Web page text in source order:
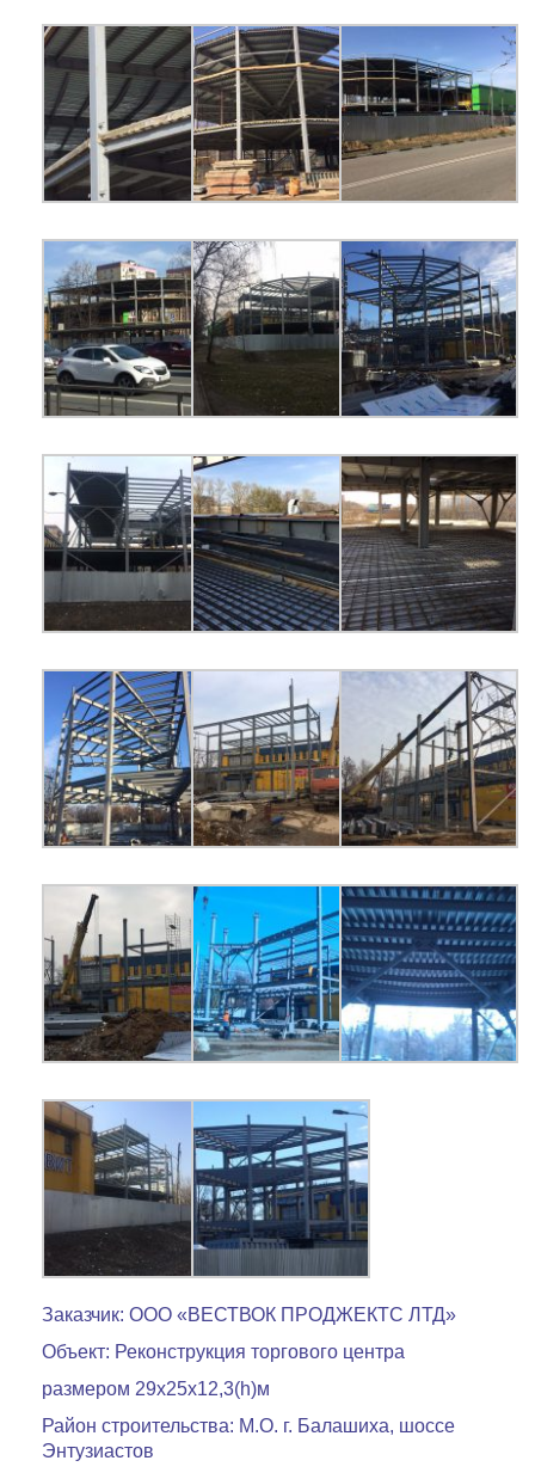
Заказчик: ООО «ВЕСТВОК ПРОДЖЕКТС ЛТД»
Объект: Реконструкция торгового центра
размером 29х25х12,3(h)м
Район строительства: М.О. г. Балашиха, шоссе
Энтузиастов